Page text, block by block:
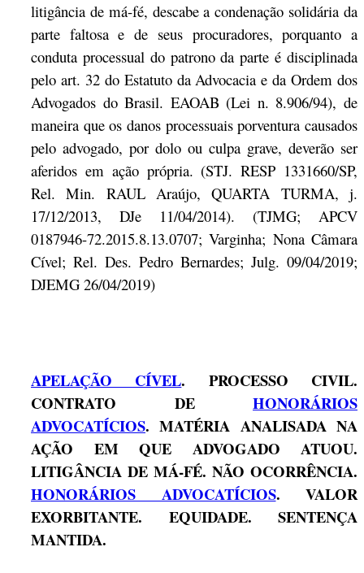
litigância de má-fé, descabe a condenação solidária da
parte faltosa e de seus procuradores, porquanto a
conduta processual do patrono da parte é disciplinada
pelo art. 32 do Estatuto da Advocacia e da Ordem dos
Advogados do Brasil. EAOAB (Lei n. 8.906/94), de
maneira que os danos processuais porventura causados
pelo advogado, por dolo ou culpa grave, deverão ser
aferidos em ação própria. (STJ. RESP 1331660/SP,
Rel. Min. RAUL Araújo, QUARTA TURMA, j.
17/12/2013, DJe 11/04/2014). (TJMG; APCV
0187946-72.2015.8.13.0707; Varginha; Nona Câmara
Cível; Rel. Des. Pedro Bernardes; Julg. 09/04/2019;
DJEMG 26/04/2019)
APELAÇÃO CÍVEL. PROCESSO CIVIL.
CONTRATO DE HONORÁRIOS
ADVOCATÍCIOS. MATÉRIA ANALISADA NA
AÇÃO EM QUE ADVOGADO ATUOU.
LITIGÂNCIA DE MÁ-FÉ. NÃO OCORRÊNCIA.
HONORÁRIOS ADVOCATÍCIOS. VALOR
EXORBITANTE. EQUIDADE. SENTENÇA
MANTIDA.